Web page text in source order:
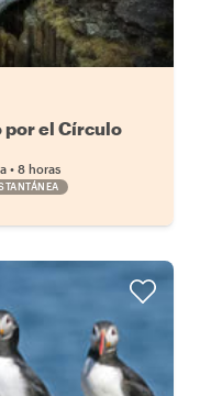
por el Círculo
• 8 horas